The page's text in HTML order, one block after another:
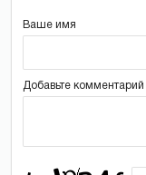
Ваше имя
Добавьте комментарий